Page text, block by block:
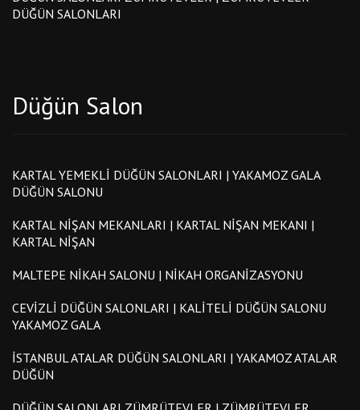
DÜĞÜN SALONLARI
Düğün Salon
KARTAL YEMEKLI DÜĞÜN SALONLARI | YAKAMOZ GALA
DÜĞÜN SALONU
KARTAL NIŞAN MEKANLARI | KARTAL NIŞAN MEKANI |
KARTAL NIŞAN
MALTEPE NIKAH SALONU | NIKAH ORGANIZASYONU
CEVIZLI DÜĞÜN SALONLARI | KALITELI DÜĞÜN SALONU
YAKAMOZ GALA
İSTANBUL ATALAR DÜĞÜN SALONLARI | YAKAMOZ ATALAR
DÜĞÜN